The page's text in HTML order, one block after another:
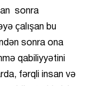
sonra
çalışan bu
sonra ona
qabiliyyətini
fərqli insan və